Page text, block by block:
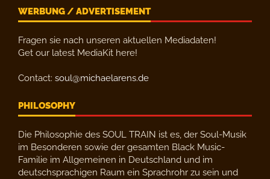
WERBUNG / ADVERTISEMENT
Fragen sie nach unseren aktuellen Mediadaten!
Get our latest MediaKit here!
Contact: soul@michaelarens.de
PHILOSOPHY
Die Philosophie des SOUL TRAIN ist es, der Soul-Musik
im Besonderen sowie der gesamten Black Music-
Familie im Allgemeinen in Deutschland und im
deutschsprachigen Raum ein Sprachrohr zu sein und